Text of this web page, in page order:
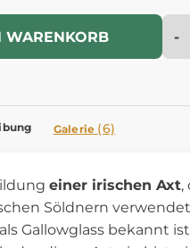
WARENKORB -
Galerie (6)
einer irischen Axt,
Söldnern verwendet
Gallowglass bekannt